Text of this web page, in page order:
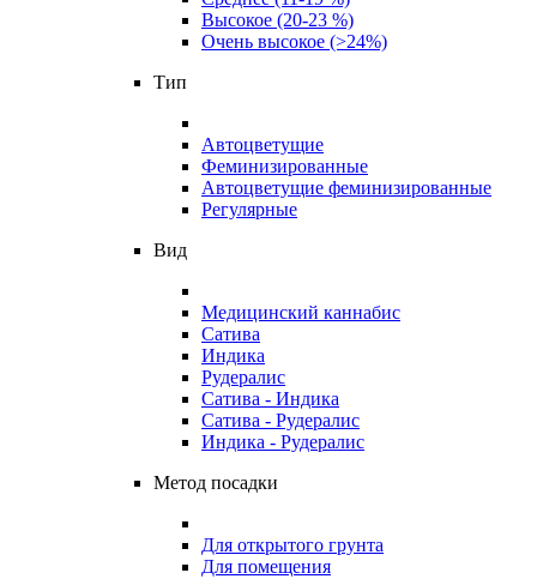
Высокое (20-23 %)
Очень высокое (>24%)
Тип
Автоцветущие
Феминизированные
Автоцветущие феминизированные
Регулярные
Вид
Медицинский каннабис
Сатива
Индика
Рудералис
Сатива - Индика
Сатива - Рудералис
Индика - Рудералис
Метод посадки
Для открытого грунта
Для помещения